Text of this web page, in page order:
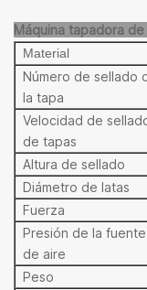
Máquina tapadora
Material
Número de sellado
la tapa
Velocidad de
de tapas
Altura de sellado
Diámetro de latas
Fuerza
Presión de la fuente
de aire
Peso